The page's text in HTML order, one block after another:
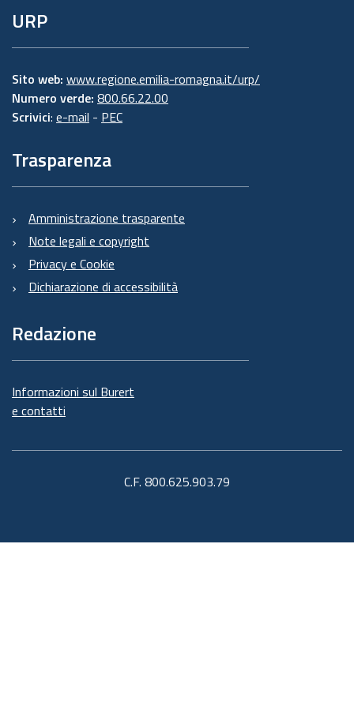
URP
Sito web: www.regione.emilia-romagna.it/urp/
Numero verde: 800.66.22.00
Scrivici: e-mail - PEC
Trasparenza
Amministrazione trasparente
Note legali e copyright
Privacy e Cookie
Dichiarazione di accessibilità
Redazione
Informazioni sul Burert
e contatti
C.F. 800.625.903.79